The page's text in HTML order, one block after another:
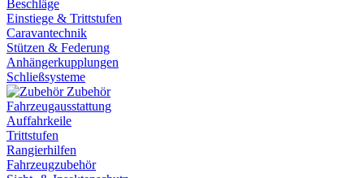
Beschläge
Einstiege & Trittstufen
Caravantechnik
Stützen & Federung
Anhängerkupplungen
Schließsysteme
Zubehör
Fahrzeugausstattung
Auffahrkeile
Trittstufen
Rangierhilfen
Fahrzeugzubehör